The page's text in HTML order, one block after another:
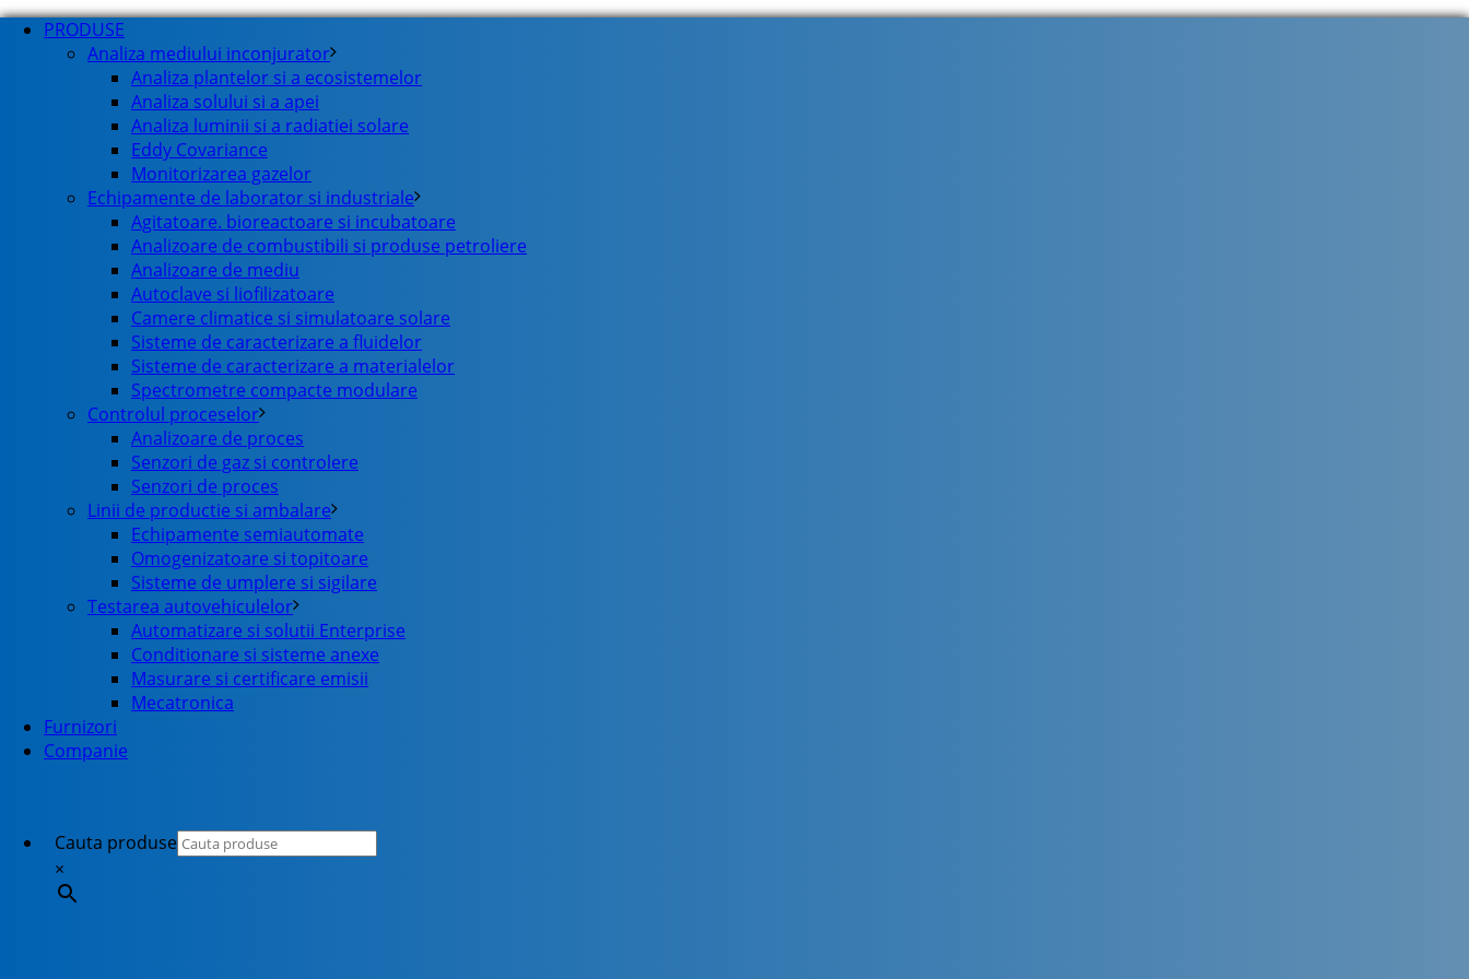
PRODUSE
Analiza mediului inconjurator
Analiza plantelor si a ecosistemelor
Analiza solului si a apei
Analiza luminii si a radiatiei solare
Eddy Covariance
Monitorizarea gazelor
Echipamente de laborator si industriale
Agitatoare. bioreactoare si incubatoare
Analizoare de combustibili si produse petroliere
Analizoare de mediu
Autoclave si liofilizatoare
Camere climatice si simulatoare solare
Sisteme de caracterizare a fluidelor
Sisteme de caracterizare a materialelor
Spectrometre compacte modulare
Controlul proceselor
Analizoare de proces
Senzori de gaz si controlere
Senzori de proces
Linii de productie si ambalare
Echipamente semiautomate
Omogenizatoare si topitoare
Sisteme de umplere si sigilare
Testarea autovehiculelor
Automatizare si solutii Enterprise
Conditionare si sisteme anexe
Masurare si certificare emisii
Mecatronica
Furnizori
Companie
Cauta produse
×